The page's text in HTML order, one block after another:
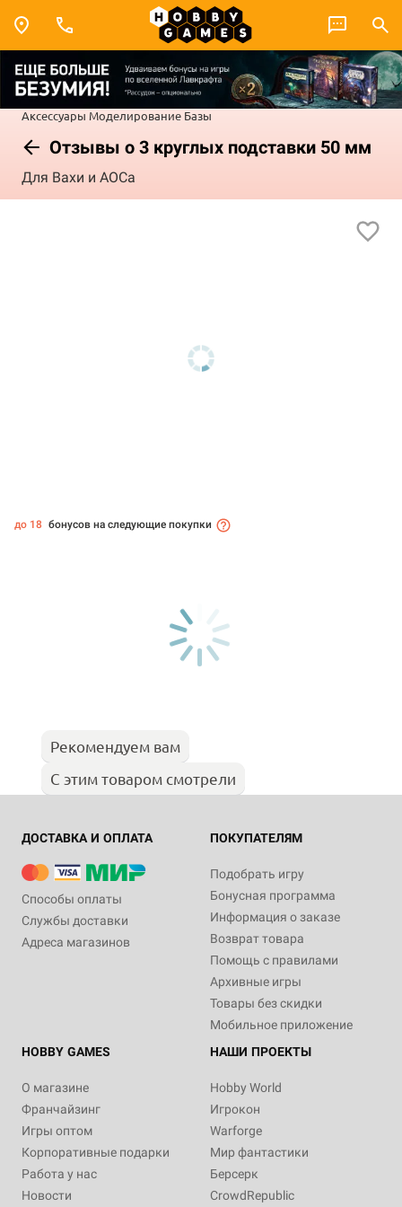
Аксессуары Моделирование Базы
Отзывы о 3 круглых подставки 50 мм
Для Вахи и АОСа
до 18 бонусов на следующие покупки
Рекомендуем вам
С этим товаром смотрели
ДОСТАВКА И ОПЛАТА
Способы оплаты
Службы доставки
Адреса магазинов
ПОКУПАТЕЛЯМ
Подобрать игру
Бонусная программа
Информация о заказе
Возврат товара
Помощь с правилами
Архивные игры
Товары без скидки
Мобильное приложение
HOBBY GAMES
О магазине
Франчайзинг
Игры оптом
Корпоративные подарки
Работа у нас
Новости
НАШИ ПРОЕКТЫ
Hobby World
Игрокон
Warforge
Мир фантастики
Берсерк
CrowdRepublic